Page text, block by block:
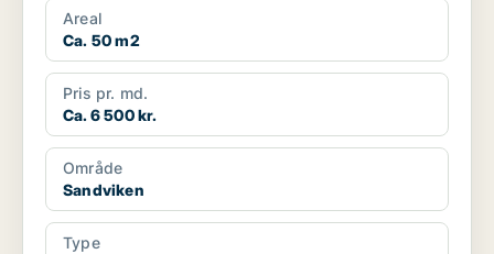
Areal
Ca. 50 m2
Pris pr. md.
Ca. 6 500 kr.
Område
Sandviken
Type